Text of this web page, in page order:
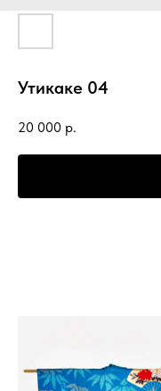
Утикаке 04
20 000 р.